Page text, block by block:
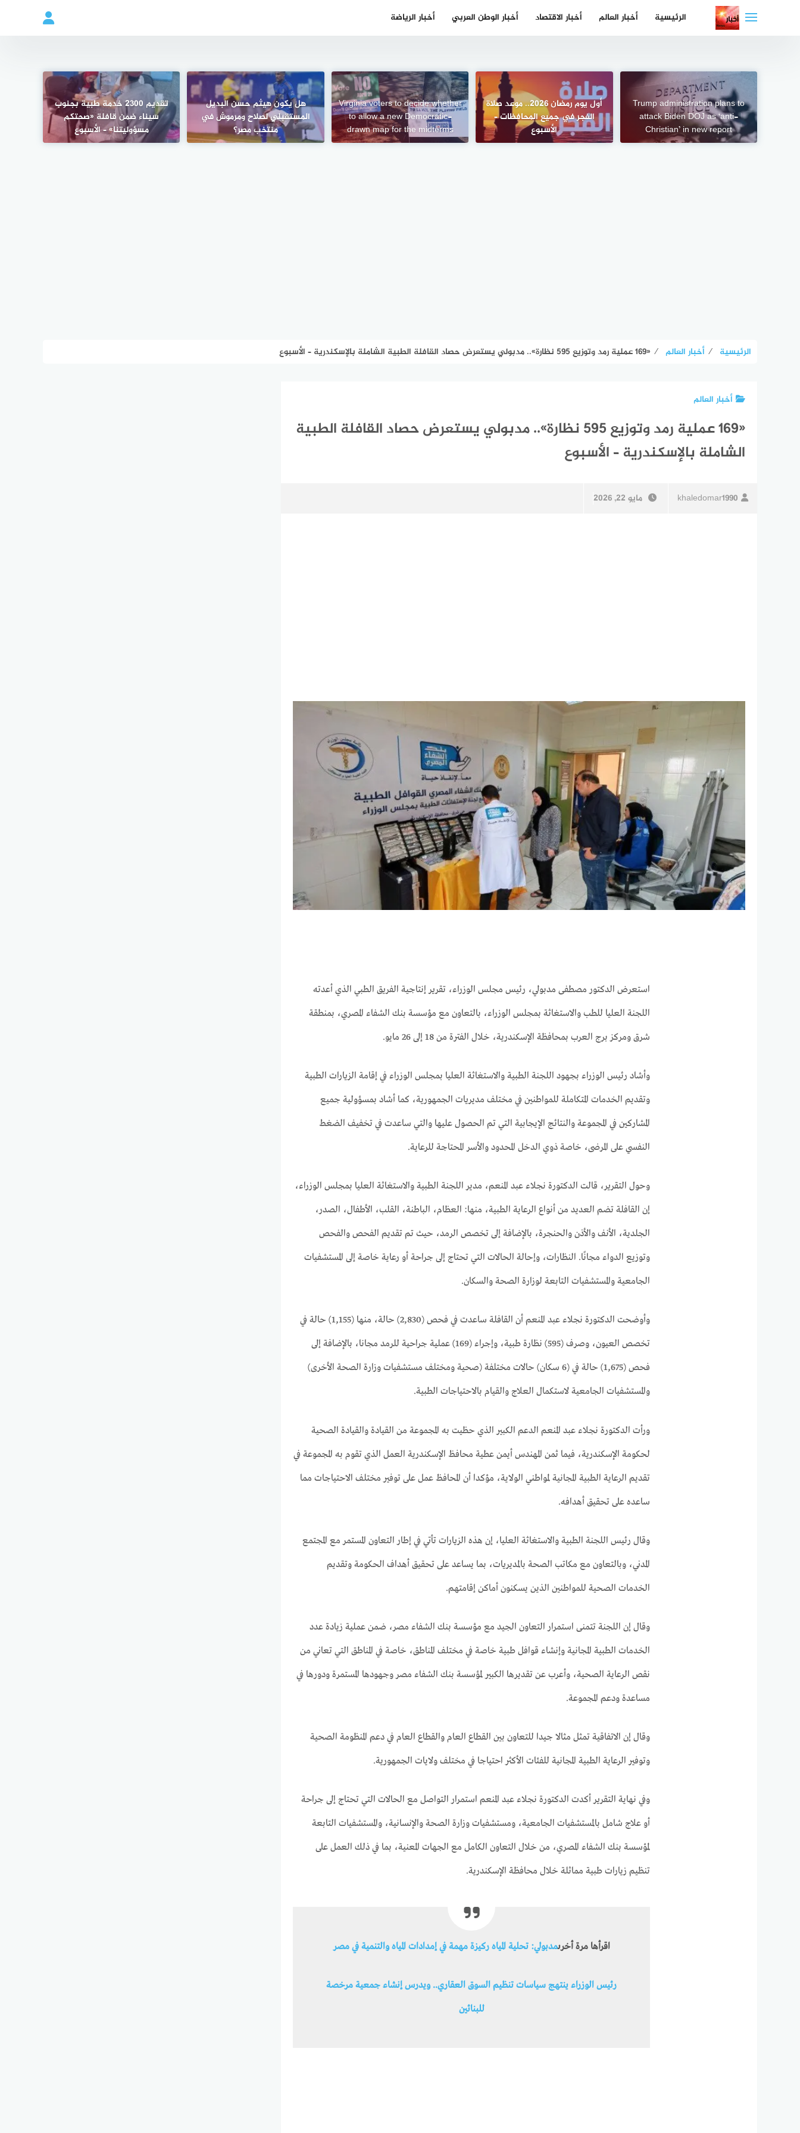
الرئيسية أخبار العالم أخبار الاقتصاد أخبار الوطن العربي أخبار الرياضة
Trump administration plans to
attack Biden DOJ as ‘anti-
Christian’ in new report
أول يوم رمضان 2026.. موعد صلاة
الفجر في جميع المحافظات –
الأسبوع
Virginia voters to decide whether
to allow a new Democratic-
drawn map for the midterms
هل يكون هيثم حسن البديل
المستقبلي لصلاح ومرموش في
منتخب مصر؟
تقديم 2300 خدمة طبية بجنوب
سيناء ضمن قافلة «صحتكم
مسؤوليتنا» – الأسبوع
الرئيسية ⁄ أخبار العالم ⁄ «169 عملية رمد وتوزيع 595 نظارة».. مدبولي يستعرض حصاد القافلة الطبية الشاملة بالإسكندرية – الأسبوع
أخبار العالم
«169 عملية رمد وتوزيع 595 نظارة».. مدبولي يستعرض حصاد القافلة الطبية
الشاملة بالإسكندرية – الأسبوع
khaledomar1990 مايو 22, 2026
استعرض الدكتور مصطفى مدبولي، رئيس مجلس الوزراء، تقرير إنتاجية الفريق الطبي الذي أعدته
اللجنة العليا للطب والاستغاثة بمجلس الوزراء، بالتعاون مع مؤسسة بنك الشفاء المصري، بمنطقة
شرق ومركز برج العرب بمحافظة الإسكندرية، خلال الفترة من 18 إلى 26 مايو.
وأشاد رئيس الوزراء بجهود اللجنة الطبية والاستغاثة العليا بمجلس الوزراء في إقامة الزيارات الطبية
وتقديم الخدمات المتكاملة للمواطنين في مختلف مديريات الجمهورية، كما أشاد بمسؤولية جميع
المشاركين في المجموعة والنتائج الإيجابية التي تم الحصول عليها والتي ساعدت في تخفيف الضغط
النفسي على المرضى، خاصة ذوي الدخل المحدود والأسر المحتاجة للرعاية.
وحول التقرير، قالت الدكتورة نجلاء عبد المنعم، مدير اللجنة الطبية والاستغاثة العليا بمجلس الوزراء،
إن القافلة تضم العديد من أنواع الرعاية الطبية، منها: العظام، الباطنة، القلب، الأطفال، الصدر،
الجلدية، الأنف والأذن والحنجرة، بالإضافة إلى تخصص الرمد، حيث تم تقديم الفحص والفحص
وتوزيع الدواء مجانًا. النظارات، وإحالة الحالات التي تحتاج إلى جراحة أو رعاية خاصة إلى المستشفيات
الجامعية والمستشفيات التابعة لوزارة الصحة والسكان.
وأوضحت الدكتورة نجلاء عبد المنعم أن القافلة ساعدت في فحص (2,830) حالة، منها (1,155) حالة في
تخصص العيون، وصرف (595) نظارة طبية، وإجراء (169) عملية جراحية للرمد مجانا، بالإضافة إلى
فحص (1,675) حالة في (6 سكان) حالات مختلفة (صحية ومختلف مستشفيات وزارة الصحة الأخرى)
والمستشفيات الجامعية لاستكمال العلاج والقيام بالاحتياجات الطبية.
ورأت الدكتورة نجلاء عبد المنعم الدعم الكبير الذي حظيت به المجموعة من القيادة والقيادة الصحية
لحكومة الإسكندرية، فيما ثمن المهندس أيمن عطية محافظ الإسكندرية العمل الذي تقوم به المجموعة في
تقديم الرعاية الطبية المجانية لمواطني الولاية، مؤكدا أن المحافظ عمل على توفير مختلف الاحتياجات مما
ساعده على تحقيق أهدافه.
وقال رئيس اللجنة الطبية والاستغاثة العليا، إن هذه الزيارات تأتي في إطار التعاون المستمر مع المجتمع
المدني، وبالتعاون مع مكاتب الصحة بالمديريات، بما يساعد على تحقيق أهداف الحكومة وتقديم
الخدمات الصحية للمواطنين الذين يسكنون أماكن إقامتهم.
وقال إن اللجنة تتمنى استمرار التعاون الجيد مع مؤسسة بنك الشفاء مصر، ضمن عملية زيادة عدد
الخدمات الطبية المجانية وإنشاء قوافل طبية خاصة في مختلف المناطق، خاصة في المناطق التي تعاني من
نقص الرعاية الصحية، وأعرب عن تقديرها الكبير لمؤسسة بنك الشفاء مصر وجهودها المستمرة ودورها في
مساعدة ودعم المجموعة.
وقال إن الاتفاقية تمثل مثالا جيدا للتعاون بين القطاع العام والقطاع العام في دعم المنظومة الصحية
وتوفير الرعاية الطبية المجانية للفئات الأكثر احتياجا في مختلف ولايات الجمهورية.
وفي نهاية التقرير أكدت الدكتورة نجلاء عبد المنعم استمرار التواصل مع الحالات التي تحتاج إلى جراحة
أو علاج شامل بالمستشفيات الجامعية، ومستشفيات وزارة الصحة والإنسانية، والمستشفيات التابعة
لمؤسسة بنك الشفاء المصري، من خلال التعاون الكامل مع الجهات المعنية، بما في ذلك العمل على
تنظيم زيارات طبية مماثلة خلال محافظة الإسكندرية.
اقرأها مرة أخرىمدبولي: تحلية المياه ركيزة مهمة في إمدادات المياه والتنمية في مصر
رئيس الوزراء ينتهج سياسات تنظيم السوق العقاري.. ويدرس إنشاء جمعية مرخصة
للبنائين